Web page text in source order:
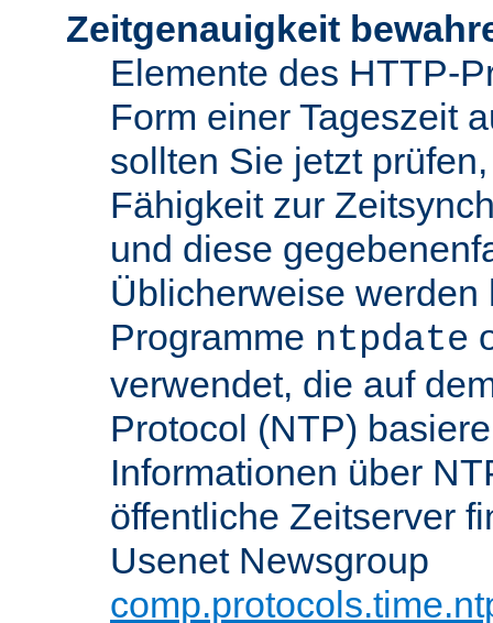
Zeitgenauigkeit
Elemente des HTTP-
Form einer Tageszeit
sollten Sie jetzt
Fähigkeit zur
und diese
Üblicherweise werden
Programme ntpdate
verwendet, die auf
Protocol (NTP)
Informationen über
öffentliche Zeitserver
Usenet Newsgroup